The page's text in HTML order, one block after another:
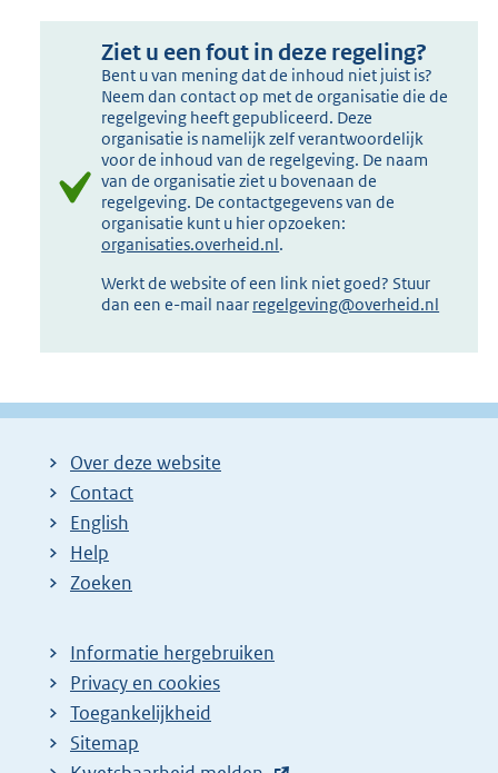
Ziet u een fout in deze regeling?
Bent u van mening dat de inhoud niet juist is?
Neem dan contact op met de organisatie die de
regelgeving heeft gepubliceerd. Deze
organisatie is namelijk zelf verantwoordelijk
voor de inhoud van de regelgeving. De naam
van de organisatie ziet u bovenaan de
regelgeving. De contactgegevens van de
organisatie kunt u hier opzoeken:
organisaties.overheid.nl.
Werkt de website of een link niet goed? Stuur
dan een e-mail naar regelgeving@overheid.nl
Over deze website
Contact
English
Help
Zoeken
Informatie hergebruiken
Privacy en cookies
Toegankelijkheid
Sitemap